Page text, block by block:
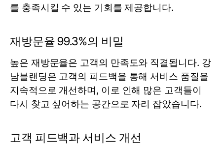
를 충족시킬 수 있는 기회를 제공합니다.
재방문율 99.3%의 비밀
높은 재방문율은 고객의 만족도와 직결됩니다. 강
남블랜딩은 고객의 피드백을 통해 서비스 품질을
지속적으로 개선하며, 이로 인해 많은 고객들이
다시 찾고 싶어하는 공간으로 자리 잡았습니다.
고객 피드백과 서비스 개선